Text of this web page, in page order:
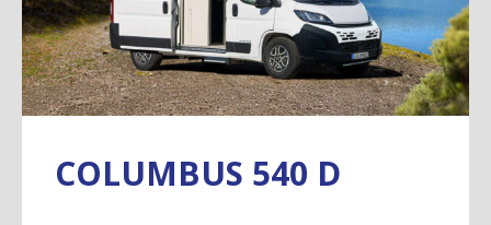
COLUMBUS 540 D